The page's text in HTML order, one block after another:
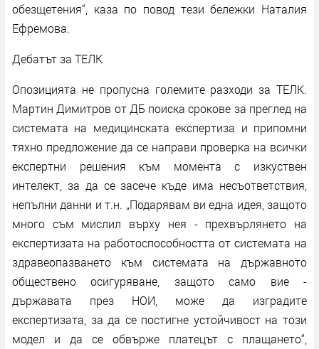
обезщетения“, каза по повод тези бележки Наталия
Ефремова.
Дебатът за ТЕЛК
Опозицията не пропусна големите разходи за ТЕЛК.
Мартин Димитров от ДБ поиска срокове за преглед на
системата на медицинската експертиза и припомни
тяхно предложение да се направи проверка на всички
експертни решения към момента с изкуствен
интелект, за да се засече къде има несъответствия,
непълни данни и т.н. „Подарявам ви една идея, защото
много съм мислил върху нея - прехвърлянето на
експертизата на работоспособността от системата на
здравеопазването към системата на държавното
обществено осигуряване, защото само вие -
държавата през НОИ, може да изградите
експертизата, за да се постигне устойчивост на този
модел и да се обвърже платецът с плащането“,